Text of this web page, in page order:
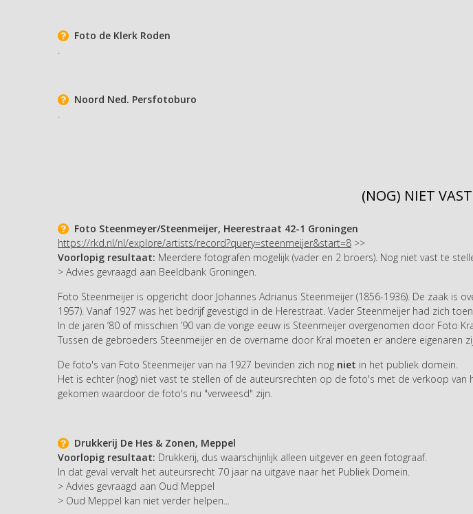
Foto de Klerk Roden
Noord Ned. Persfotoburo
(NOG) NIET
Foto Steenmeyer/Steenmeijer, Heerestraat 42-1 Groningen
https://rkd.nl/nl/explore/artists/record?query=steenmeijer&start=8 >>
Voorlopig resultaat: Meerdere fotografen mogelijk (vader en 2 broers). Nog niet vast te
> Advies gevraagd aan Beeldbank Groningen.
Foto Steenmeijer is opgericht door Johannes Adrianus Steenmeijer (1856-1936). De zaak is
1957). Vanaf 1927 was het bedrijf gevestigd in de Herestraat. Vader Steenmeijer had zich
In de jaren ’80 of misschien ’90 van de vorige eeuw is Steenmeijer overgenomen door Foto
Tussen de gebroeders Steenmeijer en de overname door Kral moeten er andere eigenaren
De foto's van Foto Steenmeijer van na 1927 bevinden zich nog niet in het publiek domein.
Het is echter (nog) niet vast te stellen of de auteursrechten op de foto's met de verkoop
gekomen waardoor de foto's nu "verweesd" zijn.
Drukkerij De Hes & Zonen, Meppel
Voorlopig resultaat: Drukkerij, dus waarschijnlijk alleen uitgever en geen fotograaf.
In dat geval vervalt het auteursrecht 70 jaar na uitgave naar het Publiek Domein.
> Advies gevraagd aan Oud Meppel
> Oud Meppel kan niet verder helpen...